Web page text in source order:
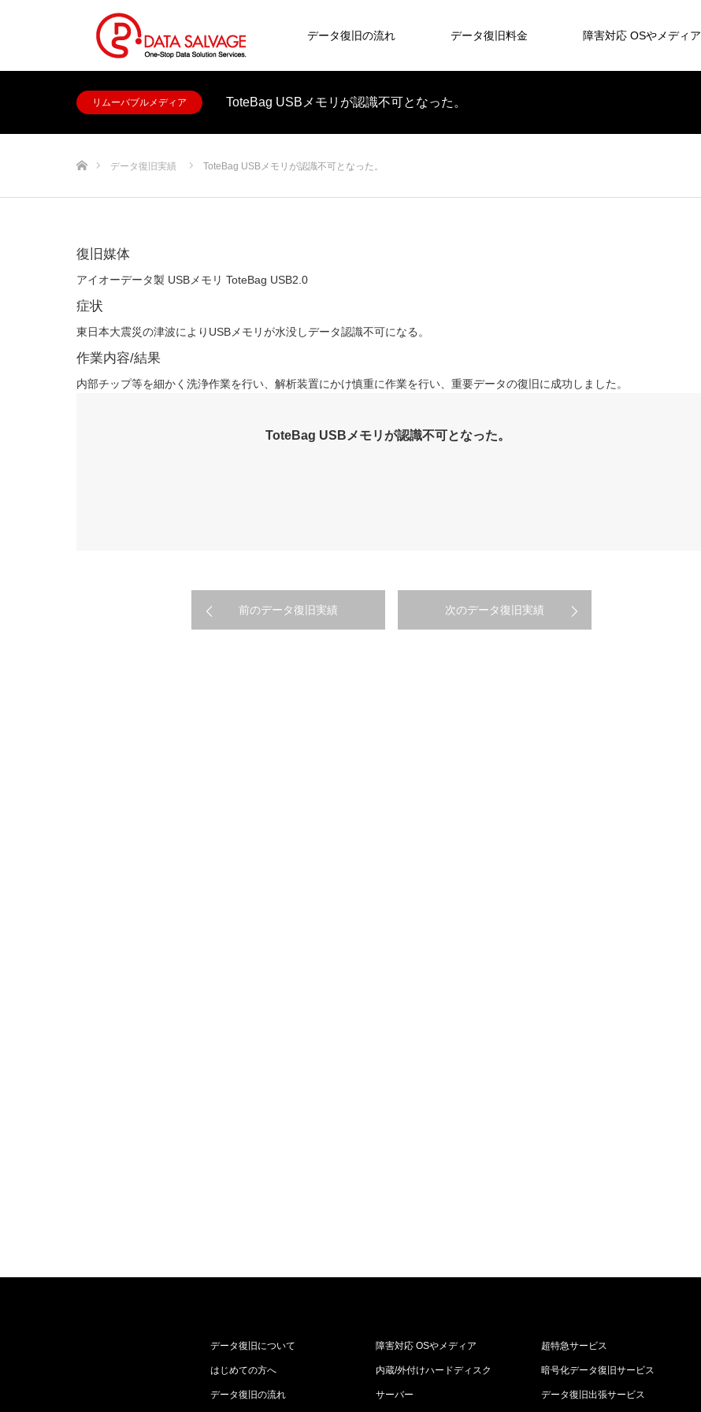
データ復旧の流れ データ復旧料金 障害対応 OSやメディア
リムーバブルメディア ToteBag USBメモリが認識不可となった。
データ復旧実績 ToteBag USBメモリが認識不可となった。
復旧媒体
アイオーデータ製 USBメモリ ToteBag USB2.0
症状
東日本大震災の津波によりUSBメモリが水没しデータ認識不可になる。
作業内容/結果
内部チップ等を細かく洗浄作業を行い、解析装置にかけ慎重に作業を行い、重要データの復旧に成功しました。
ToteBag USBメモリが認識不可となった。
前のデータ復旧実績 次のデータ復旧実績
データ復旧について
はじめての方へ
データ復旧の流れ
障害対応 OSやメディア
内蔵/外付けハードディスク
サーバー
超特急サービス
暗号化データ復旧サービス
データ復旧出張サービス